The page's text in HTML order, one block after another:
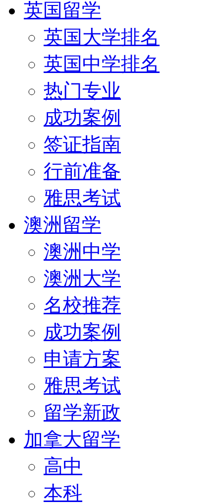
英国留学
英国大学排名
英国中学排名
热门专业
成功案例
签证指南
行前准备
雅思考试
澳洲留学
澳洲中学
澳洲大学
名校推荐
成功案例
申请方案
雅思考试
留学新政
加拿大留学
高中
本科